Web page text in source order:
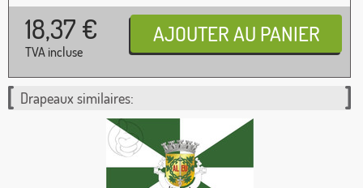
18,37 €
TVA incluse
Drapeaux similaires: